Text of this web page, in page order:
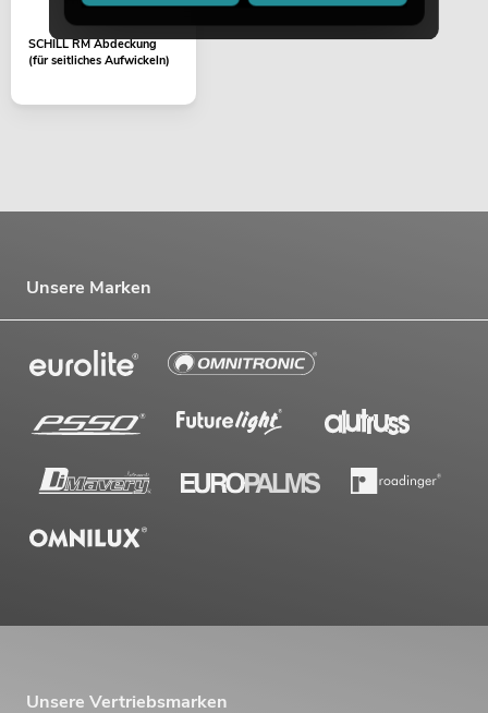
SCHILL RM Abdeckung
(für seitliches Aufwickeln)
Unsere Marken
Unsere Vertriebsmarken